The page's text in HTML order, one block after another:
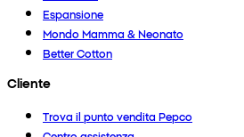
Espansione
Mondo Mamma & Neonato
Better Cotton
Cliente
Trova il punto vendita Pepco